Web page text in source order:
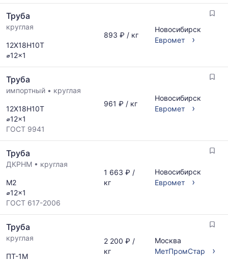
Труба
круглая
12Х18Н10Т
⌀12x1
893 ₽ / кг
Новосибирск
Евромет
›
Труба
импортный • круглая
12Х18Н10Т
⌀12x1
ГОСТ 9941
961 ₽ / кг
Новосибирск
Евромет
›
Труба
ДКРНМ • круглая
М2
⌀12x1
ГОСТ 617-2006
1 663 ₽ /
кг
Новосибирск
Евромет
›
Труба
круглая
ПТ-1М
2 200 ₽ /
кг
Москва
МетПромСтар
›